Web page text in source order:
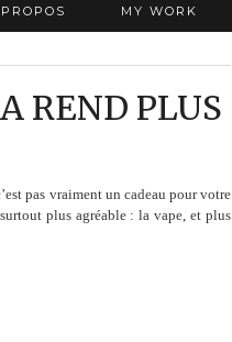
MY WORK
REND PLUS
pas vraiment un cadeau pour votre
plus agréable : la vape, et plus